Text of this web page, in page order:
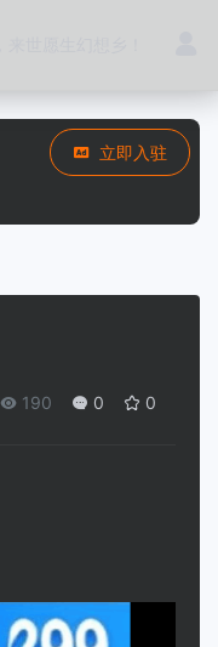
立即入驻
190 0 0